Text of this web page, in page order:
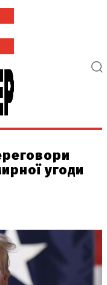
угоди